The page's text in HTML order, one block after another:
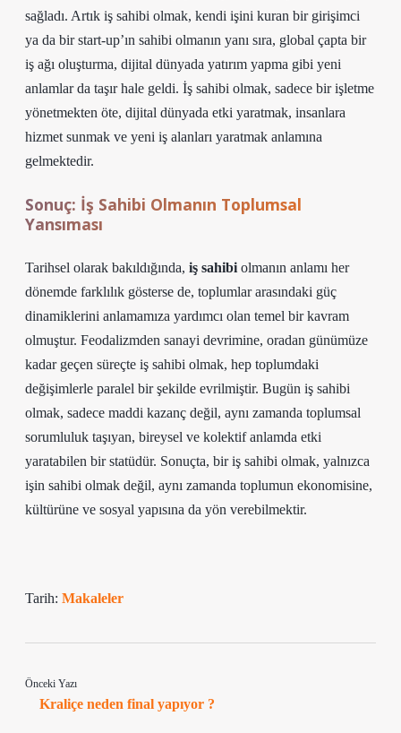
sağladı. Artık iş sahibi olmak, kendi işini kuran bir girişimci
ya da bir start-up’ın sahibi olmanın yanı sıra, global çapta bir
iş ağı oluşturma, dijital dünyada yatırım yapma gibi yeni
anlamlar da taşır hale geldi. İş sahibi olmak, sadece bir işletme
yönetmekten öte, dijital dünyada etki yaratmak, insanlara
hizmet sunmak ve yeni iş alanları yaratmak anlamına
gelmektedir.
Sonuç: İş Sahibi Olmanın Toplumsal
Yansıması
Tarihsel olarak bakıldığında, iş sahibi olmanın anlamı her
dönemde farklılık gösterse de, toplumlar arasındaki güç
dinamiklerini anlamamıza yardımcı olan temel bir kavram
olmuştur. Feodalizmden sanayi devrimine, oradan günümüze
kadar geçen süreçte iş sahibi olmak, hep toplumdaki
değişimlerle paralel bir şekilde evrilmiştir. Bugün iş sahibi
olmak, sadece maddi kazanç değil, aynı zamanda toplumsal
sorumluluk taşıyan, bireysel ve kolektif anlamda etki
yaratabilen bir statüdür. Sonuçta, bir iş sahibi olmak, yalnızca
işin sahibi olmak değil, aynı zamanda toplumun ekonomisine,
kültürüne ve sosyal yapısına da yön verebilmektir.
Tarih: Makaleler
Önceki Yazı
Kraliçe neden final yapıyor ?